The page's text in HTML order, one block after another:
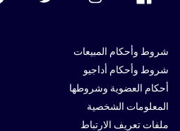
شروط وأحكام المبيعات
شروط وأحكام أداجيو
أحكام العضوية وشروطها
المعلومات الشخصية
ملفات تعريف الارتباط